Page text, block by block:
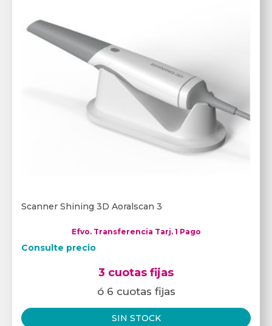
Scanner Shining 3D Aoralscan 3
Efvo. Transferencia Tarj. 1 Pago
Consulte precio
3 cuotas fijas
ó 6 cuotas fijas
SIN STOCK